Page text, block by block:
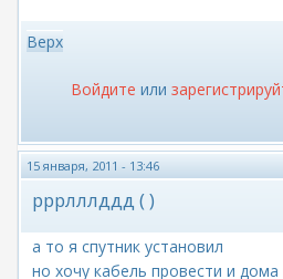
Верх
Войдите или
15 января, 2011 - 13:46
рррлллддд ( )
а то я спутник установил
но хочу кабель провести и